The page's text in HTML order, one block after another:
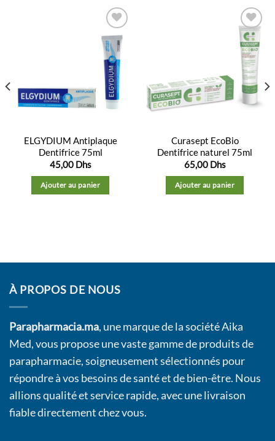
Ajouter
à la
liste
d’envies
ELGYDIUM Antiplaque
Dentifrice 75ml
45,00 Dhs
Ajouter au panier
Ajouter
à la
liste
d’envies
Curasept EcoBio
Dentifrice naturel 75ml
65,00 Dhs
Ajouter au panier
À PROPOS DE NOUS
Parapharmacia.ma, une marque de la société Aika
Med, vous propose une vaste gamme de produits de
parapharmacie, soigneusement sélectionnés pour
répondre à vos besoins de santé et de bien-être. Nous
allions qualité et service rapide, avec une livraison
fiable directement chez vous.